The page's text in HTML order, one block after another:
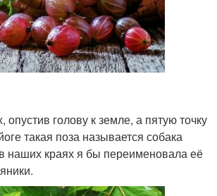
опустив голову к земле, а пятую точку
такая поза называется собака
наших краях я бы переименовала её